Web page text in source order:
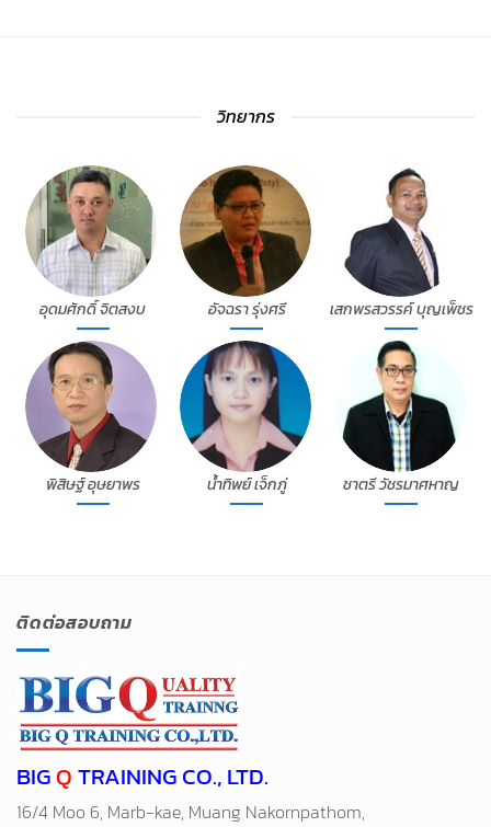
วิทยากร
อุดมศักดิ์ จิตสงบ อัจฉรา รุ่งศรี เสกพรสวรรค์ บุญเพ็ชร
พิสิษฐ์ อุษยาพร น้ำทิพย์ เจ็กภู่ ชาตรี วัชรมาศหาญ
ติดต่อสอบถาม
BIGQTRAINING CO., LTD.
16/4 Moo 6, Marb-kae, Muang Nakornpathom,